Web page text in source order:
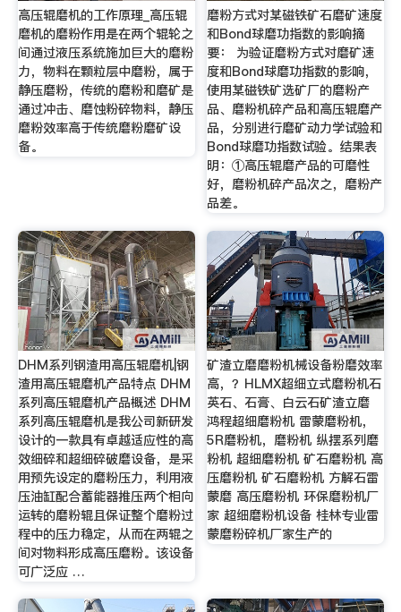
高压辊磨机的工作原理_高压辊
磨机的磨粉作用是在两个辊轮之
间通过液压系统施加巨大的磨粉
力，物料在颗粒层中磨粉，属于
静压磨粉，传统的磨粉和磨矿是
通过冲击、磨蚀粉碎物料，静压
磨粉效率高于传统磨粉磨矿设
备。
磨粉方式对某磁铁矿石磨矿速度
和Bond球磨功指数的影响摘
要： 为验证磨粉方式对磨矿速
度和Bond球磨功指数的影响，
使用某磁铁矿选矿厂的磨粉产
品、磨粉机碎产品和高压辊磨产
品，分别进行磨矿动力学试验和
Bond球磨功指数试验。结果表
明：①高压辊磨产品的可磨性
好，磨粉机碎产品次之，磨粉产
品差。
DHM系列钢渣用高压辊磨机|钢
渣用高压辊磨机产品特点 DHM
系列高压辊磨机产品概述 DHM
系列高压辊磨机是我公司新研发
设计的一款具有卓越适应性的高
效细碎和超细碎破磨设备，是采
用预先设定的磨粉压力，利用液
压油缸配合蓄能器推压两个相向
运转的磨粉辊且保证整个磨粉过
程中的压力稳定，从而在两辊之
间对物料形成高压磨粉。该设备
可广泛应 …
矿渣立磨磨粉机械设备粉磨效率
高，？HLMX超细立式磨粉机石
英石、石膏、白云石矿渣立磨
鸿程超细磨粉机 雷蒙磨粉机，
5R磨粉机，磨粉机 纵摆系列磨
粉机 超细磨粉机 矿石磨粉机 高
压磨粉机 矿石磨粉机 方解石雷
蒙磨 高压磨粉机 环保磨粉机厂
家 超细磨粉机设备 桂林专业雷
蒙磨粉碎机厂家生产的